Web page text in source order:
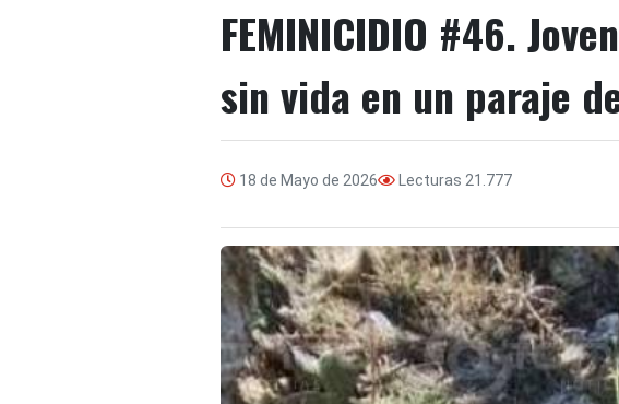
FEMINICIDIO #46.
sin vida en un paraje
18 de Mayo de 2026 Lecturas 21.777